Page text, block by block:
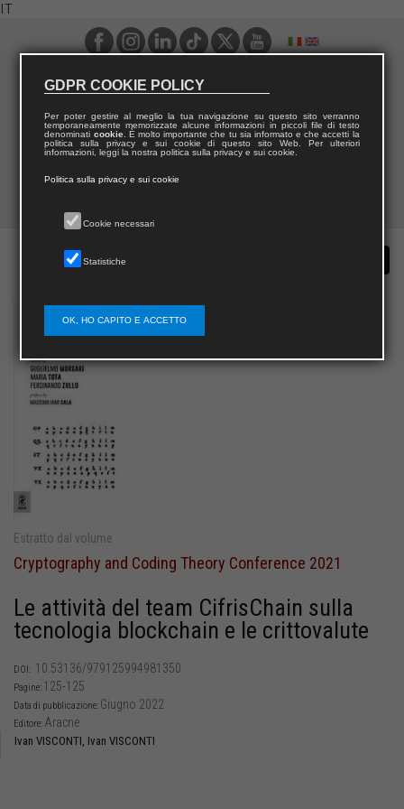
IT
Estratto dal volume
Cryptography and Coding Theory Conference 2021
Le attività del team CifrisChain sulla
tecnologia blockchain e le crittovalute
DOI: 10.53136/979125994981350
Pagine: 125-125
Data di pubblicazione: Giugno 2022
Editore: Aracne
Ivan VISCONTI, Ivan VISCONTI
GDPR COOKIE POLICY
Per poter gestire al meglio la tua navigazione su questo sito verranno
temporaneamente memorizzate alcune informazioni in piccoli file di testo
denominati cookie. È molto importante che tu sia informato e che accetti la
politica sulla privacy e sui cookie di questo sito Web. Per ulteriori
informazioni, leggi la nostra politica sulla privacy e sui cookie.
Politica sulla privacy e sui cookie
Cookie necessari
Statistiche
OK, HO CAPITO E ACCETTO